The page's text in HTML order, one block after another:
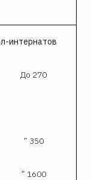
интернатов
До 270
” 350
” 1600